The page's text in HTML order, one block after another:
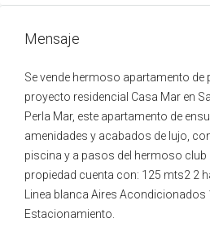
Mensaje
Se vende hermoso apartamento de
proyecto residencial Casa Mar en
Perla Mar, este apartamento de
amenidades y acabados de lujo,
piscina y a pasos del hermoso club
propiedad cuenta con: 125 mts2 2
Linea blanca Aires
Estacionamiento.